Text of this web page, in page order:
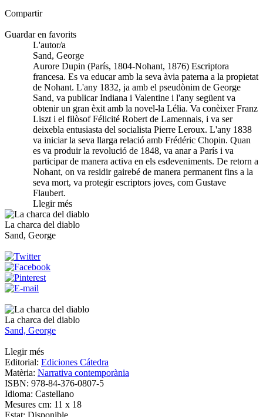
Compartir
Guardar en favorits
L'autor/a
Sand, George
Aurore Dupin (París, 1804-Nohant, 1876) Escriptora
francesa. Es va educar amb la seva àvia paterna a la propietat
de Nohant. L'any 1832, ja amb el pseudònim de George
Sand, va publicar Indiana i Valentine i l'any següent va
obtenir un gran èxit amb la novel-la Lélia. Va conèixer Franz
Liszt i el filòsof Félicité Robert de Lamennais, i va ser
deixebla entusiasta del socialista Pierre Leroux. L'any 1838
va iniciar la seva llarga relació amb Frédéric Chopin. Quan
es va produir la revolució de 1848, va anar a París i va
participar de manera activa en els esdeveniments. De retorn a
Nohant, on va residir gairebé de manera permanent fins a la
seva mort, va protegir escriptors joves, com Gustave
Flaubert.
Llegir més
La charca del diablo
Sand, George
La charca del diablo
Sand, George
Llegir més
Editorial: Ediciones Cátedra
Matèria: Narrativa contemporània
ISBN: 978-84-376-0807-5
Idioma: Castellano
Mesures cm: 11 x 18
Estat: Disponible